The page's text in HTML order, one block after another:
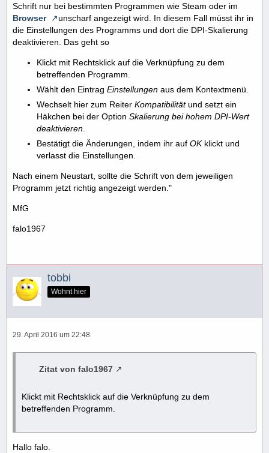
Schrift nur bei bestimmten Programmen wie Steam oder im
Browser
unscharf angezeigt wird. In diesem Fall müsst ihr in
die Einstellungen des Programms und dort die DPI-Skalierung
deaktivieren. Das geht so
Klickt mit Rechtsklick auf die Verknüpfung zu dem
betreffenden Programm.
Wählt den Eintrag Einstellungen aus dem Kontextmenü.
Wechselt hier zum Reiter Kompatibilitätund setzt ein
Häkchen bei der Option Skalierung bei hohem DPI-Wert
deaktivieren.
Bestätigt die Änderungen, indem ihr auf OKklickt und
verlasst die Einstellungen.
Nach einem Neustart, sollte die Schrift von dem jeweiligen
Programm jetzt richtig angezeigt werden."
MfG
falo1967
tobbi
Wohnt hier
29. April 2016 um 22:48
Zitat von falo1967
Klickt mit Rechtsklick auf die Verknüpfung zu dem
betreffenden Programm.
Hallo falo.